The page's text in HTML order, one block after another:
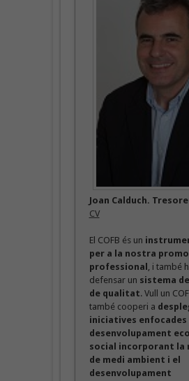
Joan Calduch.
CV
El COFB és un
per a la nostra
professional , i també
defensar un sistema
de qualitat. Vull un
també cooperi a
iniciatives enfocades
desenvolupament
social incorporant la
de medi ambient i el
desenvolupament